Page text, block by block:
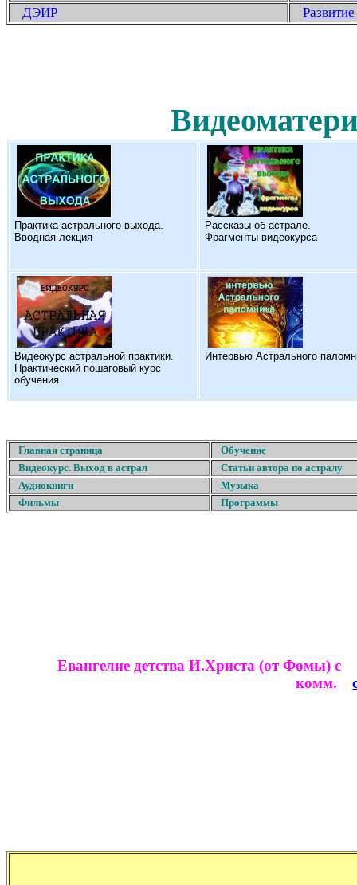
ДЭИР
Развитие
Практика астрального выхода.
Вводная лекция
Рассказы об астрале.
Фрагменты видеокурса
Видеокурс астральной практики.
Практический пошаговый курс
обучения
Интервью Астрального
Главная страница
Обучение
Видеокурс. Выход в астрал
Статьи автора по астралу
Аудиокниги
Музыка
Фильмы
Программы
Евангелие детства И.Христа (от Фомы) с
комм.